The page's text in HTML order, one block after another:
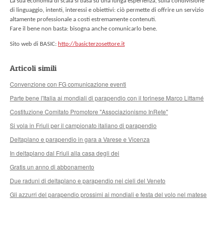
di linguaggio, intenti, interessi e obiettivi: ciò permette di offrire un servizio
altamente professionale a costi estremamente contenuti.
Fare il bene non basta: bisogna anche comunicarlo bene.
Sito web di BASIC: http://basicterzosettore.it
Articoli simili
Convenzione con FG comunicazione eventi
Parte bene l'Italia ai mondiali di parapendio con il torinese Marco Littamé
Costituzione Comitato Promotore "Associazionismo InRete"
Si vola in Friuli per il campionato italiano di parapendio
Deltaplano e parapendio in gara a Varese e Vicenza
In deltaplano dal Friuli alla casa degli dei
Gratis un anno di abbonamento
Due raduni di deltaplano e parapendio nei cieli del Veneto
Gli azzurri del parapendio prossimi ai mondiali e festa del volo nel matese